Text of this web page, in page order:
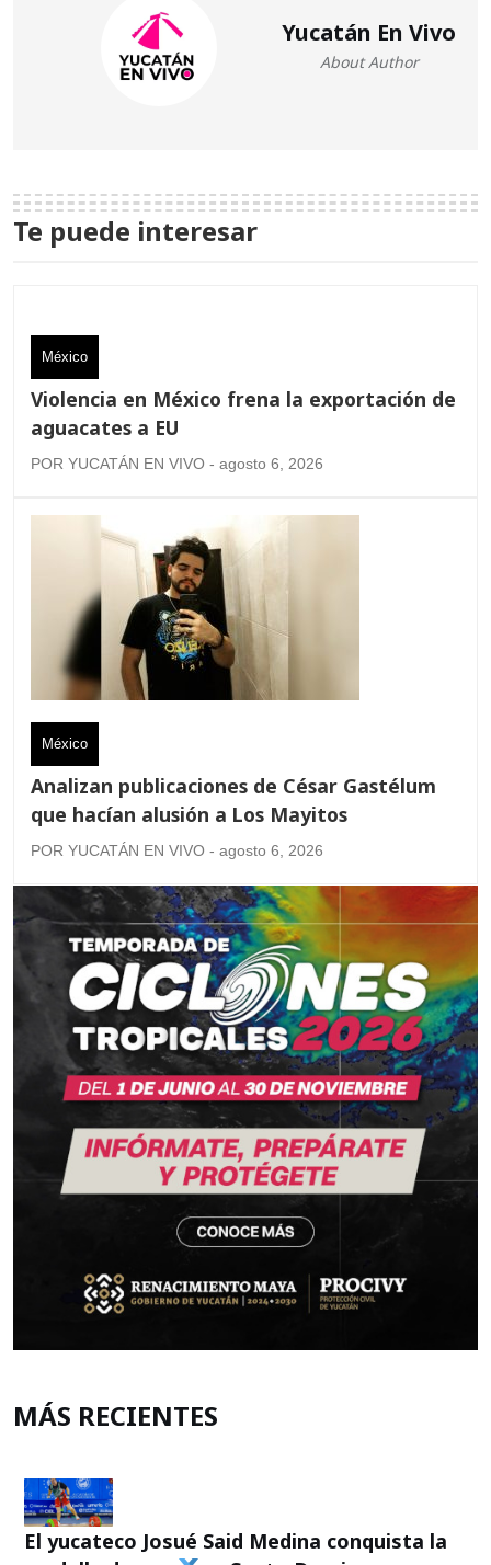
Yucatán En Vivo
About Author
Te puede interesar
México
Violencia en México frena la exportación de
aguacates a EU
POR YUCATÁN EN VIVO - agosto 6, 2026
México
Analizan publicaciones de César Gastélum
que hacían alusión a Los Mayitos
POR YUCATÁN EN VIVO - agosto 6, 2026
MÁS RECIENTES
El yucateco Josué Said Medina conquista la